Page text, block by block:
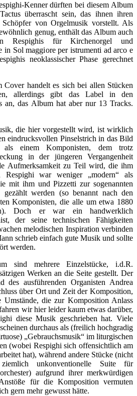
Kenner dürften bei diesem Album
überrascht sein, das ihnen ihren
Schöpfer von Orgelmusik vorstellt. Als
genug, enthält das Album auch
Respighis für Kirchenorgel und
in Sol maggiore per istrumenti ad arco e
neoklassischer Phase gerechnet
handelt es sich bei allen Stücken
allerdings gibt das Label in den
an, das Album hat aber nur 13 Tracks.
die hier vorgestellt wird, ist wirklich
eindrucksvollen Pinselstrich in das Bild
einem Komponisten, dem trotz
in der jüngeren Vergangenheit
Aufmerksamkeit zu Teil wird, die ihm
Respighi war weniger „modern“ als
mit ihm und Pizzetti zur sogenannten
gezählt werden (so benannt nach den
Komponisten, die alle um etwa 1880
Doch er war ein handwerklich
der seine technischen Fähigkeiten
melodischen Inspiration verbinden
schrieb einfach gute Musik und sollte
werden.
sind mehrere Einzelstücke, i.d.R.
Werken an die Seite gestellt. Der
des ausführenden Organisten Andrea
über Ort und Zeit der Komposition,
Umstände, die zur Komposition Anlass
wir hier leider kaum etwas darüber,
diese Musik geschrieben hat. Viele
durchaus als (freilich hochgradig
„Gebrauchsmusik“ im liturgischen
(wobei Respighi sich offensichtlich am
hat), während andere Stücke (nicht
unkonventionelle Suite für
aufgrund ihrer merkwürdigen
für die Komposition vermuten
gern mehr gewusst hätte.